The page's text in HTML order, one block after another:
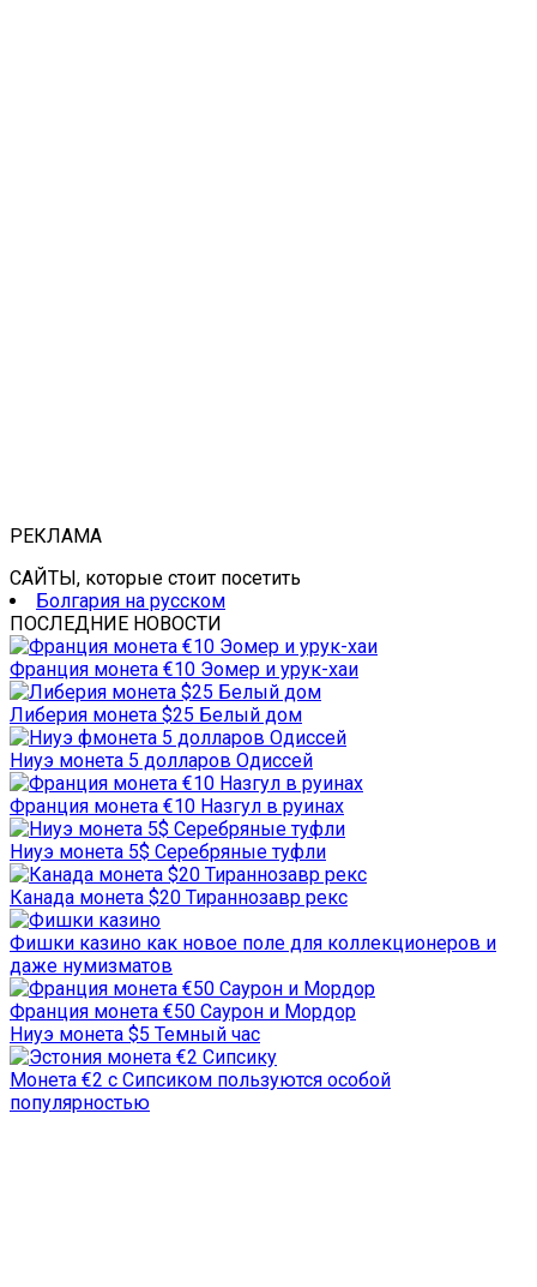
РЕКЛАМА
САЙТЫ, которые стоит посетить
Болгария на русском
ПОСЛЕДНИЕ НОВОСТИ
Франция монета €10 Эомер и урук-хаи
Либерия монета $25 Белый дом
Ниуэ монета 5 долларов Одиссей
Франция монета €10 Назгул в руинах
Ниуэ монета 5$ Серебряные туфли
Канада монета $20 Тираннозавр рекс
Фишки казино как новое поле для коллекционеров и
даже нумизматов
Франция монета €50 Саурон и Мордор
Ниуэ монета $5 Темный час
Монета €2 с Сипсиком пользуются особой
популярностью